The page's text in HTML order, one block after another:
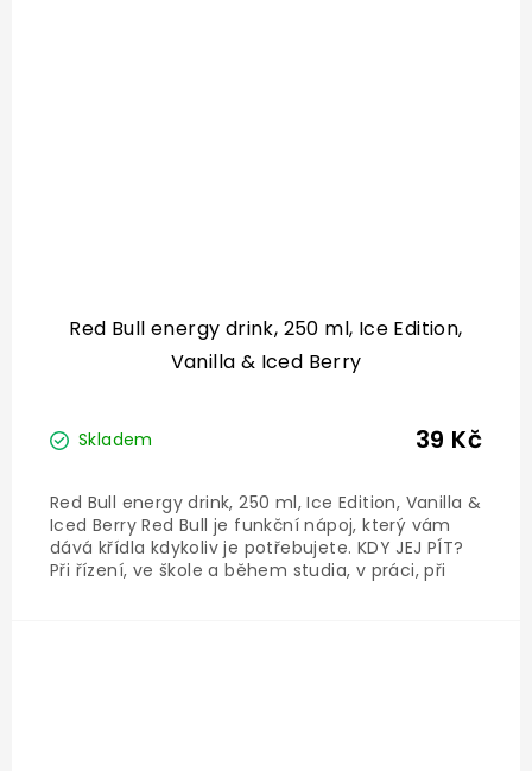
Red Bull energy drink, 250 ml, Ice Edition,
Vanilla & Iced Berry
Skladem 39 Kč
Red Bull energy drink, 250 ml, Ice Edition, Vanilla &
Iced Berry Red Bull je funkční nápoj, který vám
dává křídla kdykoliv je potřebujete. KDY JEJ PÍT?
Při řízení, ve škole a během studia, v práci, při